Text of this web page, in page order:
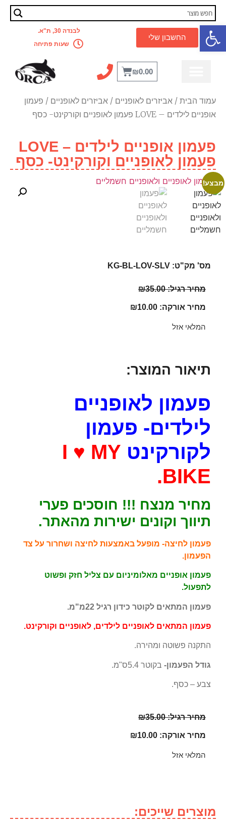
פתח סרגל נגישותהחשבון שלי
לבנדה 30, ת"א.
שעות פתיחה
₪0.00
עמוד הבית / אביזרים לאופניים / אביזרים לאופניים / פעמון
אופניים לילדים – LOVE פעמון לאופניים וקורקינט- כסף
פעמון אופניים לילדים – LOVE
פעמון לאופניים וקורקינט- כסף
מס' מק"ט: KG-BL-LOV-SLV
מחיר רגיל: ₪35.00
מחיר אורקה: ₪10.00
המלאי אזל
תיאור המוצר:
פעמון לאופניים
לילדים- פעמון
לקורקינט I ♥ MY
BIKE.
מחיר מנצח !!! חוסכים פערי
תיווך וקונים ישירות מהאתר.
פעמון לחיצה- מופעל באמצעות לחיצה ושחרור על צד
הפעמון.
פעמון אופניים מאלומיניום עם צליל חזק ופשוט
לתפעול.
פעמון המתאים לקוטר כידון רגיל 22מ"מ.
פעמון המתאים לאופניים לילדים, לאופניים וקורקינט.
התקנה פשוטה ומהירה.
גודל הפעמון- בקוטר 5.4ס"מ.
צבע – כסף.
מחיר רגיל: ₪35.00
מחיר אורקה: ₪10.00
המלאי אזל
מבצע!
מוצרים שייכים: